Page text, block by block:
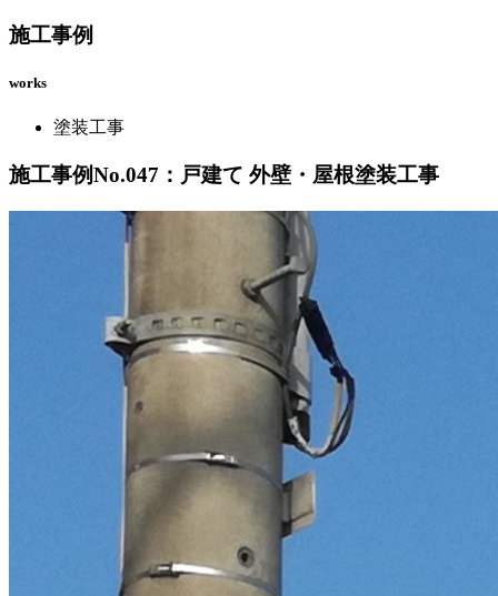
施工事例
works
塗装工事
施工事例No.047：戸建て 外壁・屋根塗装工事